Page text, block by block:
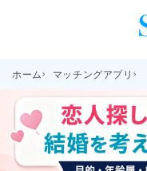
ホーム マッチングアプリ